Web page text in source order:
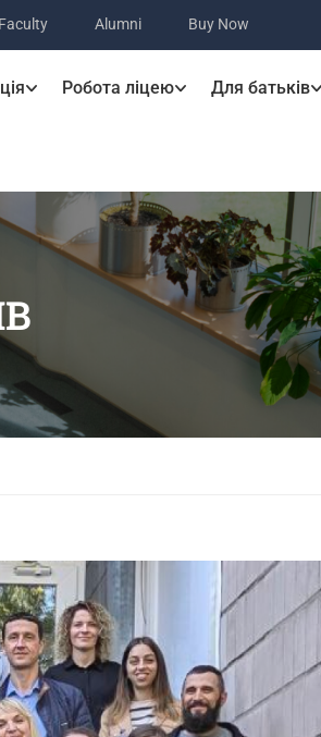
Faculty Alumni Buy Now
Робота ліцею Для батьків